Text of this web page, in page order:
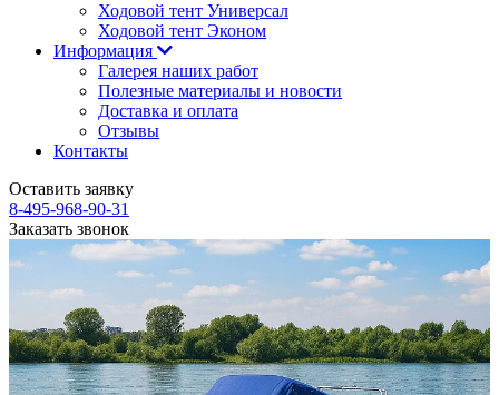
Ходовой тент Универсал
Ходовой тент Эконом
Информация
Галерея наших работ
Полезные материалы и новости
Доставка и оплата
Отзывы
Контакты
Оставить заявку
8-495-968-90-31
Заказать звонок